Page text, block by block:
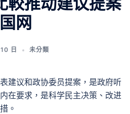
网
日 未分類
建议和政协委员提案，是政府听
在要求，是科学民主决策、改进
。